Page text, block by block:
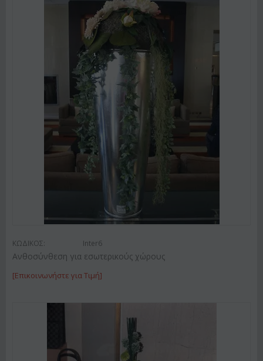
ΚΩΔΙΚΟΣ: Inter6
Ανθοσύνθεση για εσωτερικούς χώρους
[Επικοινωνήστε για Τιμή]